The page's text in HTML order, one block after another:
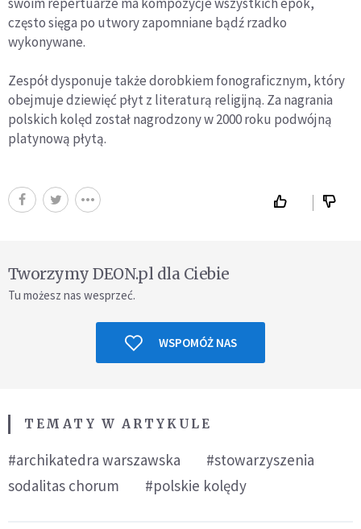
często sięga po utwory zapomniane bądź rzadko
wykonywane.
Zespół dysponuje także dorobkiem fonograficznym, który
obejmuje dziewięć płyt z literaturą religijną. Za nagrania
polskich kolęd został nagrodzony w 2000 roku podwójną
platynową płytą.
Tworzymy DEON.pl dla Ciebie
Tu możesz nas wesprzeć.
WSPOMÓŻ NAS
TEMATY W ARTYKULE
#archikatedra warszawska
#stowarzyszenia
sodalitas chorum
#polskie kolędy